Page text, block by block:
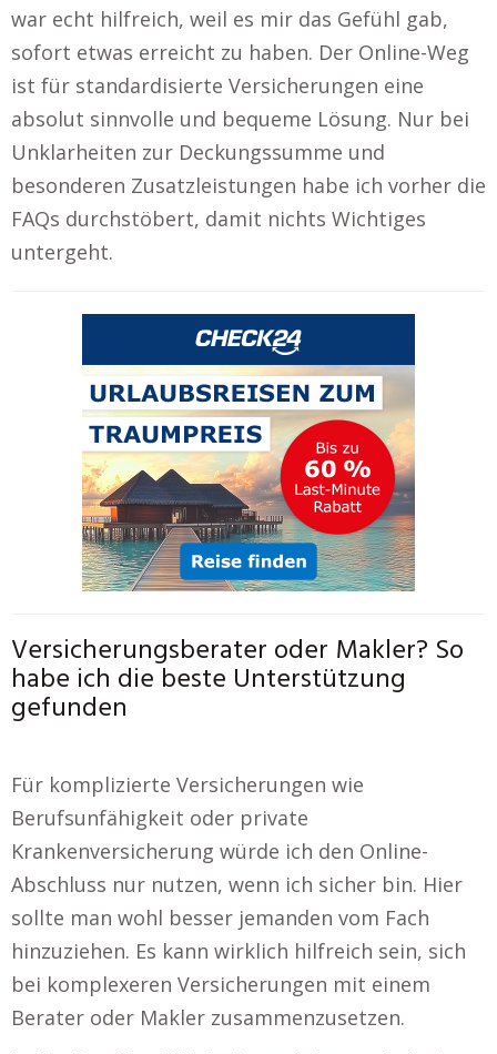
war echt hilfreich, weil es mir das Gefühl gab,
sofort etwas erreicht zu haben. Der Online-Weg
ist für standardisierte Versicherungen eine
absolut sinnvolle und bequeme Lösung. Nur bei
Unklarheiten zur Deckungssumme und
besonderen Zusatzleistungen habe ich vorher die
FAQs durchstöbert, damit nichts Wichtiges
untergeht.
Versicherungsberater oder Makler? So
habe ich die beste Unterstützung
gefunden
Für komplizierte Versicherungen wie
Berufsunfähigkeit oder private
Krankenversicherung würde ich den Online-
Abschluss nur nutzen, wenn ich sicher bin. Hier
sollte man wohl besser jemanden vom Fach
hinzuziehen. Es kann wirklich hilfreich sein, sich
bei komplexeren Versicherungen mit einem
Berater oder Makler zusammenzusetzen.